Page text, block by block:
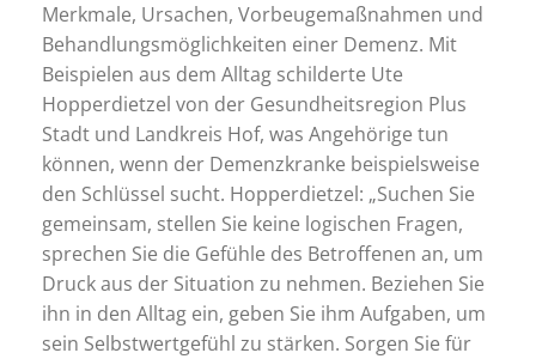
Merkmale, Ursachen, Vorbeugemaßnahmen und
Behandlungsmöglichkeiten einer Demenz. Mit
Beispielen aus dem Alltag schilderte Ute
Hopperdietzel von der Gesundheitsregion Plus
Stadt und Landkreis Hof, was Angehörige tun
können, wenn der Demenzkranke beispielsweise
den Schlüssel sucht. Hopperdietzel: „Suchen Sie
gemeinsam, stellen Sie keine logischen Fragen,
sprechen Sie die Gefühle des Betroffenen an, um
Druck aus der Situation zu nehmen. Beziehen Sie
ihn in den Alltag ein, geben Sie ihm Aufgaben, um
sein Selbstwertgefühl zu stärken. Sorgen Sie für